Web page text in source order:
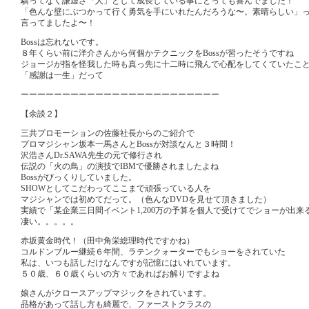
「色んな壁にぶつかって行く勇気を手にいれたんだろうな〜。素晴らしい」
言ってましたよ〜！
Bossは忘れないです。
８年くらい前に洋介さんから何個かテクニックをBossが習ったそうですね
ジョージが指を怪我した時も真っ先に十二時に飛んで心配をしてくていたこ
「感謝は一生」だって
ーーーーーーーーーーーーーーーーーーーーーーーー
【余談２】
三共プロモーションの佐藤社長からのご紹介で
プロマジシャン坂本一馬さんとBossが対談なんと３時間！
沢浩さんDr.SAWA先生の元で修行され
伝説の「火の鳥」の演技でIBMで優勝されましたよね
Bossがびっくりしていました。
SHOWとしてこだわってここまで頑張っている人を
マジシャンでは初めてだって。（色んなDVDを見せて頂きました）
実績で「某企業三日間イベント1,200万の予算を個人で受けてでショーが出来
凄い。。。。。
赤坂黄金時代！（田中角栄総理時代ですかね）
コルドンブルー継続６年間、ラテンクォーターでもショーをされていた
私は、いつも話しだけなんですが記憶にはいれています。
５０歳、６０歳くらいの方々であればお解りですよね
娘さんがクロースアップマジックをされています。
品格があって話し方も綺麗で、ファーストクラスの